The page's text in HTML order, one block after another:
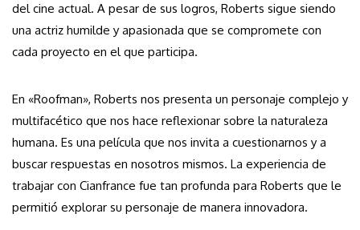
del cine actual. A pesar de sus logros, Roberts sigue siendo
una actriz humilde y apasionada que se compromete con
cada proyecto en el que participa.
En «Roofman», Roberts nos presenta un personaje complejo y
multifacético que nos hace reflexionar sobre la naturaleza
humana. Es una película que nos invita a cuestionarnos y a
buscar respuestas en nosotros mismos. La experiencia de
trabajar con Cianfrance fue tan profunda para Roberts que le
permitió explorar su personaje de manera innovadora.